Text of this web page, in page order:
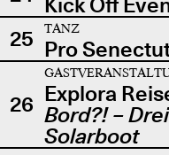
25
TANZ
Pro
26 Explora
Bord?! –
Solarboot